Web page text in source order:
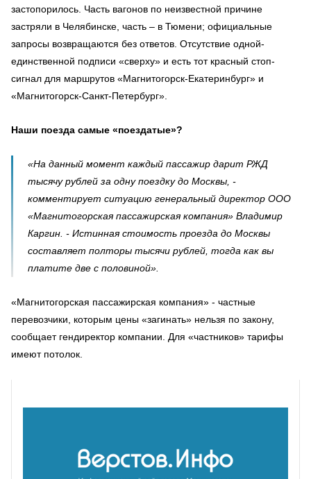
застопорилось. Часть вагонов по неизвестной причине
застряли в Челябинске, часть – в Тюмени; официальные
запросы возвращаются без ответов. Отсутствие одной-
единственной подписи «сверху» и есть тот красный стоп-
сигнал для маршрутов «Магнитогорск-Екатеринбург» и
«Магнитогорск-Санкт-Петербург».
Наши поезда самые «поездатые»?
«На данный момент каждый пассажир дарит РЖД
тысячу рублей за одну поездку до Москвы, -
комментирует ситуацию генеральный директор ООО
«Магнитогорская пассажирская компания» Владимир
Каргин. - Истинная стоимость проезда до Москвы
составляет полторы тысячи рублей, тогда как вы
платите две с половиной».
«Магнитогорская пассажирская компания» - частные
перевозчики, которым цены «загинать» нельзя по закону,
сообщает гендиректор компании. Для «частников» тарифы
имеют потолок.